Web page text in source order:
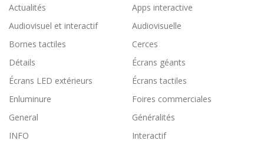
Actualités
Apps interactive
Audiovisuel et interactif
Audiovisuelle
Bornes tactiles
Cerces
Détails
Écrans géants
Écrans LED extérieurs
Écrans tactiles
Enluminure
Foires commerciales
General
Généralités
INFO
Interactif